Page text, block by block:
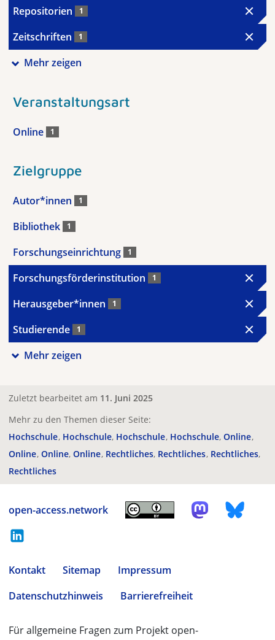
Repositorien 1
Zeitschriften 1
Mehr zeigen
Veranstaltungsart
Online 1
Zielgruppe
Autor*innen 1
Bibliothek 1
Forschungseinrichtung 1
Forschungsförderinstitution 1
Herausgeber*innen 1
Studierende 1
Mehr zeigen
Zuletzt bearbeitet am 11. Juni 2025
Mehr zu den Themen dieser Seite:
Hochschule Hochschule Hochschule Hochschule Online
Online Online Online Rechtliches Rechtliches Rechtliches
Rechtliches
open-access.network
Kontakt Sitemap
Impressum
Datenschutzhinweis
Barrierefreiheit
Für allgemeine Fragen zum Projekt open-